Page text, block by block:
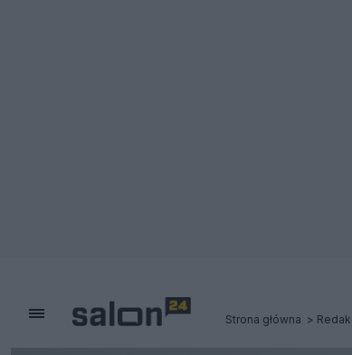
Strona główna